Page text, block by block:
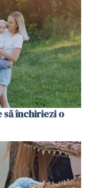
să închiriezi o